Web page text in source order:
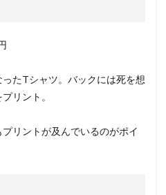
たTシャツ。バックには死を想
リント。
リントが及んでいるのがポイ